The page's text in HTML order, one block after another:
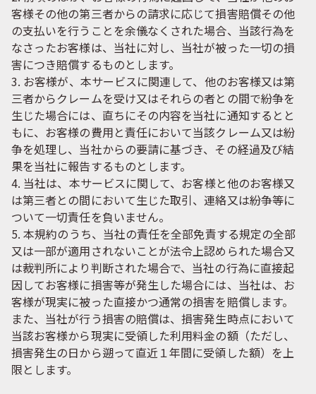
客様その他の第三者からの請求に応じて損害賠償その他
の支払いを行うことを余儀なくされた場合、当該行為を
なさったお客様は、当社に対し、当社が被った一切の損
害につき賠償するものとします。
3. お客様が、本サービスに関連して、他のお客様又は第
三者からクレームを受け又はそれらの者との間で紛争を
生じた場合には、直ちにその内容を当社に通知するとと
もに、お客様の費用と責任において当該クレーム又は紛
争を処理し、当社からの要請に基づき、その経過及び結
果を当社に報告するものとします。
4. 当社は、本サービスに関して、お客様と他のお客様又
は第三者との間において生じた取引、連絡又は紛争等に
ついて一切責任を負いません。
5. 本規約のうち、当社の責任を全部免責する規定の全部
又は一部が適用されないことが法令上認められた場合又
は裁判所により判断された場合で、当社の行為に直接起
因してお客様に損害等が発生した場合には、当社は、お
客様が現実に被った直接かつ通常の損害を賠償します。
また、当社が行う損害の賠償は、損害発生時点において
当該お客様から現実に受領した利用料金の額（ただし、
損害発生の日から遡って直近１年間に受領した額）を上
限とします。